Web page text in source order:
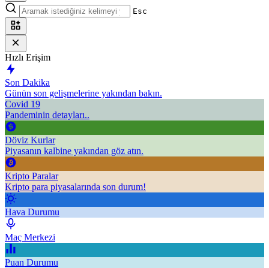
Esc
Hızlı Erişim
Son Dakika
Günün son gelişmelerine yakından bakın.
Covid 19
Pandeminin detayları..
Döviz Kurlar
Piyasanın kalbine yakından göz atın.
Kripto Paralar
Kripto para piyasalarında son durum!
Hava Durumu
Maç Merkezi
Puan Durumu